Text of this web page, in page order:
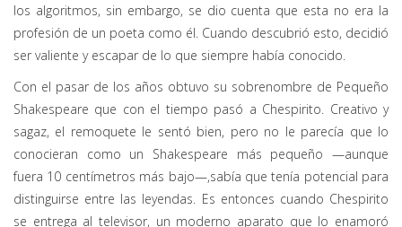
los algoritmos, sin embargo, se dio cuenta que esta no era la
profesión de un poeta como él. Cuando descubrió esto, decidió
ser valiente y escapar de lo que siempre había conocido.
Con el pasar de los años obtuvo su sobrenombre de Pequeño
Shakespeare que con el tiempo pasó a Chespirito. Creativo y
sagaz, el remoquete le sentó bien, pero no le parecía que lo
conocieran como un Shakespeare más pequeño —aunque
fuera 10 centímetros más bajo—,sabía que tenía potencial para
distinguirse entre las leyendas. Es entonces cuando Chespirito
se entrega al televisor, un moderno aparato que lo enamoró